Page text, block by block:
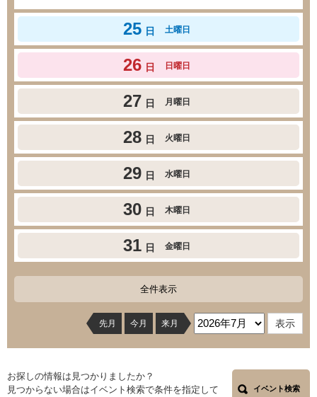
25 日 土曜日
26 日 日曜日
27 日 月曜日
28 日 火曜日
29 日 水曜日
30 日 木曜日
31 日 金曜日
全件表示
先月 今月 来月
お探しの情報は見つかりましたか？
見つからない場合はイベント検索で条件を指定して
イベント検索